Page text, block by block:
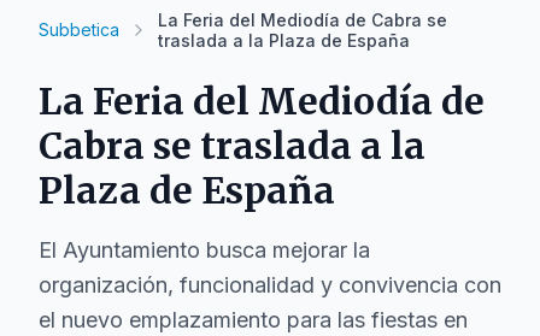
Subbetica
La Feria del Mediodía de Cabra se
traslada a la Plaza de España
La Feria del Mediodía de
Cabra se traslada a la
Plaza de España
El Ayuntamiento busca mejorar la
organización, funcionalidad y convivencia con
el nuevo emplazamiento para las fiestas en